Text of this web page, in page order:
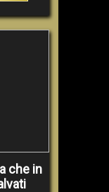
che in